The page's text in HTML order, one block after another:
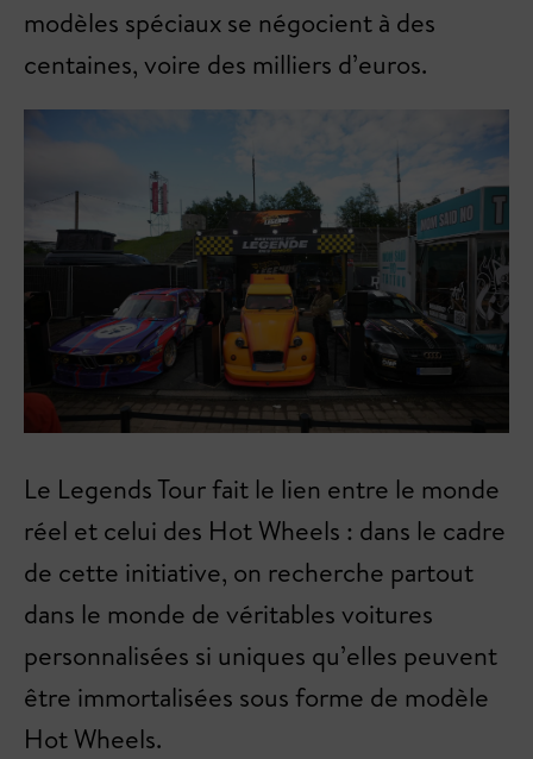
modèles spéciaux se négocient à des
centaines, voire des milliers d’euros.
Le Legends Tour fait le lien entre le monde
réel et celui des Hot Wheels : dans le cadre
de cette initiative, on recherche partout
dans le monde de véritables voitures
personnalisées si uniques qu’elles peuvent
être immortalisées sous forme de modèle
Hot Wheels.